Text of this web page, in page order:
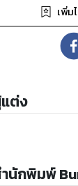
เพิ่ม
ต่ง
นักพิมพ์